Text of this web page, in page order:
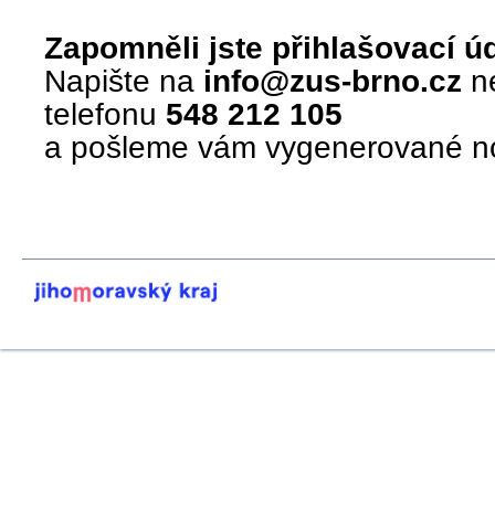
Zapomněli jste přihlašovací
Napište na info@zus-brno.cz
telefonu 548 212 105
a pošleme vám vygenerované